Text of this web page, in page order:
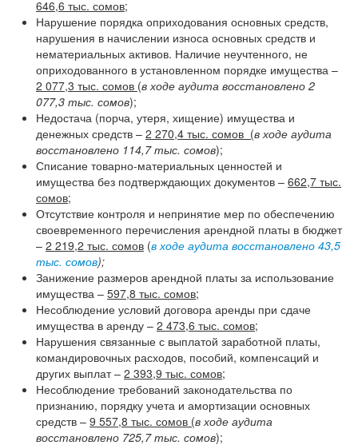
646,6 тыс. сомов;
Нарушение порядка оприходования основных средств,
нарушения в начислении износа основных средств и
нематериальных активов. Наличие неучтенного, не
оприходованного в установленном порядке имущества –
2 077,3 тыс. сомов (в ходе аудита восстановлено 2
077,3 тыс. сомов);
Недостача (порча, утеря, хищение) имущества и
денежных средств – 2 270,4 тыс. сомов (в ходе аудита
восстановлено 114,7 тыс. сомов);
Списание товарно-материальных ценностей и
имущества без подтверждающих документов – 662,7 тыс.
сомов;
Отсутствие контроля и непринятие мер по обеспечению
своевременного перечисления арендной платы в бюджет
– 2 219,2 тыс. сомов (в ходе аудита восстановлено 43,5
тыс. сомов);
Занижение размеров арендной платы за использование
имущества – 597,8 тыс. сомов;
Несоблюдение условий договора аренды при сдаче
имущества в аренду – 2 473,6 тыс. сомов;
Нарушения связанные с выплатой заработной платы,
командировочных расходов, пособий, компенсаций и
других выплат – 2 393,9 тыс. сомов;
Несоблюдение требований законодательства по
признанию, порядку учета и амортизации основных
средств – 9 557,8 тыс. сомов (в ходе аудита
восстановлено 725,7 тыс. сомов);